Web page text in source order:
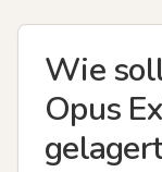
Wie
Opus